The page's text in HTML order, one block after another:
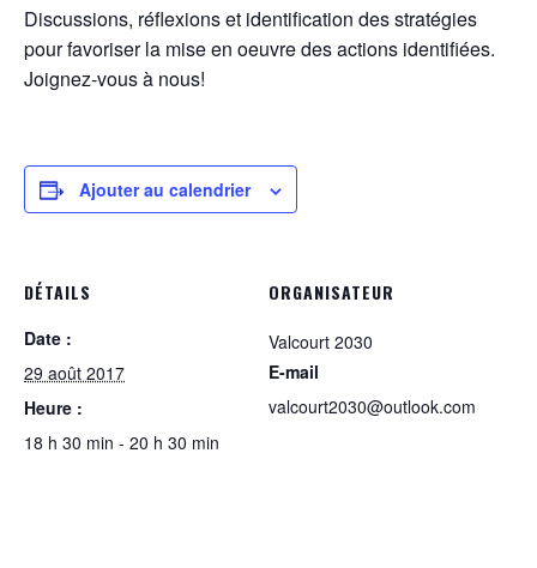
Discussions, réflexions et identification des stratégies
pour favoriser la mise en oeuvre des actions identifiées.
Joignez-vous à nous!
Ajouter au calendrier
DÉTAILS
Date :
29 août 2017
Heure :
18 h 30 min - 20 h 30 min
ORGANISATEUR
Valcourt 2030
E-mail
valcourt2030@outlook.com